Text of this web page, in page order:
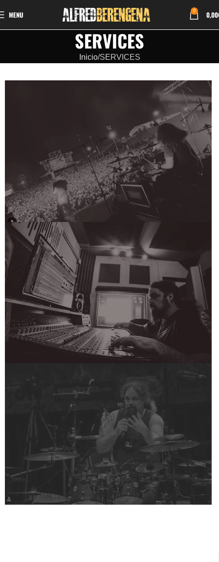
MENU 0 0,00
SERVICES
Inicio SERVICES
SESSIONS AND REHEARSAL
LIVE SERVICES
MORE INFORMATION
YOUR SOUND RECORDING
STUDY SERVICES